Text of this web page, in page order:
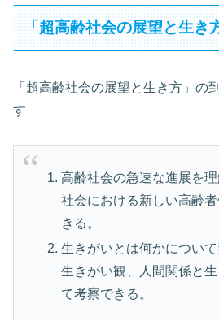
「超高齢社会の展望と生き
「超高齢社会の展望と生き方」の
す
高齢社会の急速な進展を
社会における新しい高齢
きる。
生きがいとは何かについ
生きがい観、人間関係と
て考察できる。